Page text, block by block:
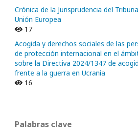
Crónica de la Jurisprudencia del
Unión Europea
17
Acogida y derechos sociales de las
de protección internacional en el
sobre la Directiva 2024/1347 de
frente a la guerra en Ucrania
16
Palabras clave